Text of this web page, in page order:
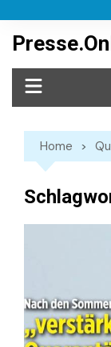
content
Home